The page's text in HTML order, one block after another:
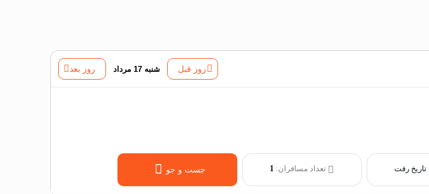
روز قبل شنبه 17 مرداد روز بعد
تعداد مسافران:1 جست و جو